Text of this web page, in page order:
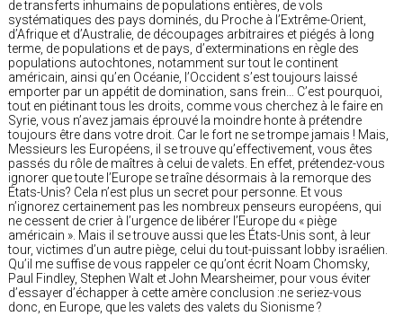
de transferts inhumains de populations entières, de vols
systématiques des pays dominés, du Proche à l’Extrême-Orient,
d’Afrique et d’Australie, de découpages arbitraires et piégés à long
terme, de populations et de pays, d’exterminations en règle des
populations autochtones, notamment sur tout le continent
américain, ainsi qu’en Océanie, l’Occident s’est toujours laissé
emporter par un appétit de domination, sans frein… C’est pourquoi,
tout en piétinant tous les droits, comme vous cherchez à le faire en
Syrie, vous n’avez jamais éprouvé la moindre honte à prétendre
toujours être dans votre droit. Car le fort ne se trompe jamais ! Mais,
Messieurs les Européens, il se trouve qu’effectivement, vous êtes
passés du rôle de maîtres à celui de valets. En effet, prétendez-vous
ignorer que toute l’Europe se traîne désormais à la remorque des
États-Unis? Cela n’est plus un secret pour personne. Et vous
n’ignorez certainement pas les nombreux penseurs européens, qui
ne cessent de crier à l’urgence de libérer l’Europe du « piège
américain ». Mais il se trouve aussi que les États-Unis sont, à leur
tour, victimes d’un autre piège, celui du tout-puissant lobby israélien.
Qu’il me suffise de vous rappeler ce qu’ont écrit Noam Chomsky,
Paul Findley, Stephen Walt et John Mearsheimer, pour vous éviter
d’essayer d’échapper à cette amère conclusion :ne seriez-vous
donc, en Europe, que les valets des valets du Sionisme ?